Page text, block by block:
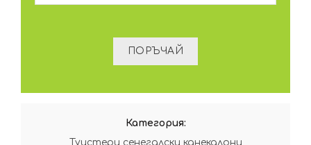
Категория:
Туистери сенегалски канекалони